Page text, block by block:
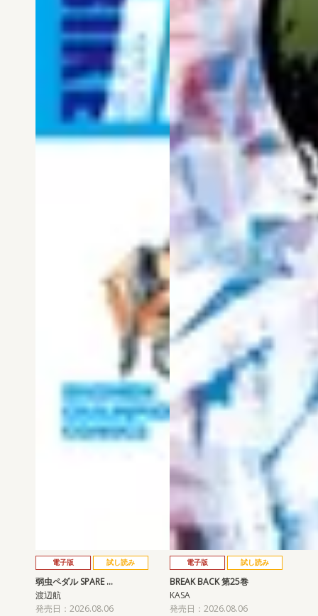
電子版 試し読み
弱虫ペダル SPARE …
渡辺航
発売日：2026.08.06
電子版 試し読み
BREAK BACK 第25巻
KASA
発売日：2026.08.06